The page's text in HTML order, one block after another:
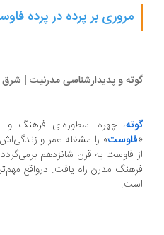
مروری بر پرده در پرده فاوست
و پدیدارشناسی مدرنیت | شرق
، چهره اسطوره‌ای فرهنگ و ادبیات
فاوست» را مشغله عمر و زندگی‌اش
فاوست به قرن شانزدهم برمی‌گردد اما با
مدرن راه یافت. درواقع مهم‌ترین